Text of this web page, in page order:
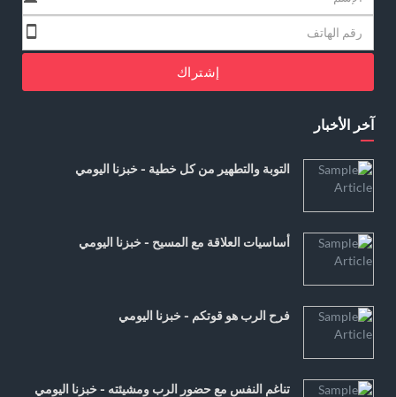
إشتراك
آخر الأخبار
التوبة والتطهير من كل خطية - خبزنا اليومي
أساسيات العلاقة مع المسيح - خبزنا اليومي
فرح الرب هو قوتكم - خبزنا اليومي
تناغم النفس مع حضور الرب ومشيئته - خبزنا اليومي